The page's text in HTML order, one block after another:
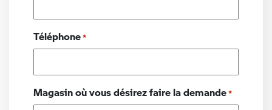
Téléphone*
Magasin où vous désirez faire la demande*